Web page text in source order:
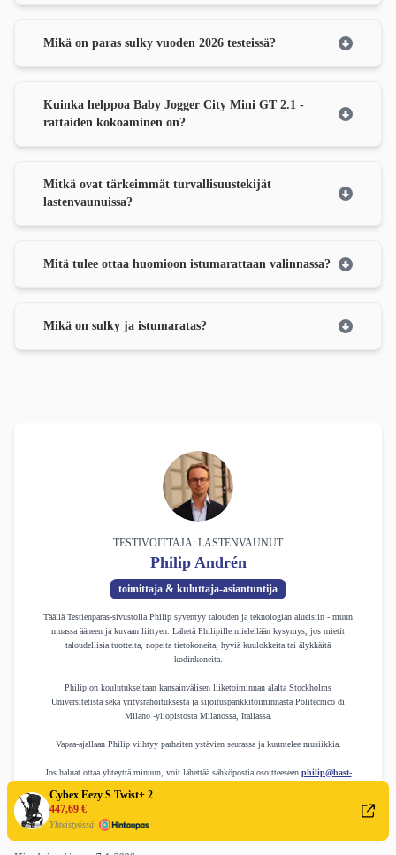
Cybex Eezy S Twist+ 2
447,69 €
Yhteistyössä
Mikä on paras sulky vuoden 2026 testeissä?
Kuinka helppoa Baby Jogger City Mini GT 2.1 -
rattaiden kokoaminen on?
Mitkä ovat tärkeimmät turvallisuustekijät
lastenvaunuissa?
Mitä tulee ottaa huomioon istumarattaan valinnassa?
Mikä on sulky ja istumaratas?
TESTIVOITTAJA: LASTENVAUNUT
Philip Andrén
toimittaja & kuluttaja-asiantuntija
Täällä Testienparas-sivustolla Philip syventyy talouden ja teknologian alueisiin - muun
muassa ääneen ja kuvaan liittyen. Lähetä Philipille mielellään kysymys, jos mietit
taloudellisia tuotteita, nopeita tietokoneita, hyviä kuulokkeita tai älykkäitä
kodinkoneita.
Philip on koulutukseltaan kansainvälisen liiketoiminnan alalta Stockholms
Universitetista sekä yritysrahoituksesta ja sijoituspankkitoiminnasta Politecnico di
Milano -yliopistosta Milanossa, Italiassa.
Vapaa-ajallaan Philip viihtyy parhaiten ystävien seurassa ja kuuntelee musiikkia.
Jos haluat ottaa yhteyttä minuun, voit lähettää sähköpostia osoitteeseen philip@bast-